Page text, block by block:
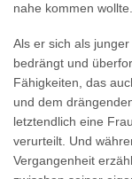
nahe kommen wollte.
Als er sich als
bedrängt und
Fähigkeiten, das
und dem
letztendlich eine
verurteilt. Und
Vergangenheit